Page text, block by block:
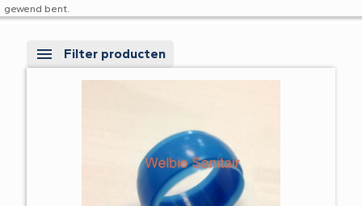
gewend bent.
Filter producten